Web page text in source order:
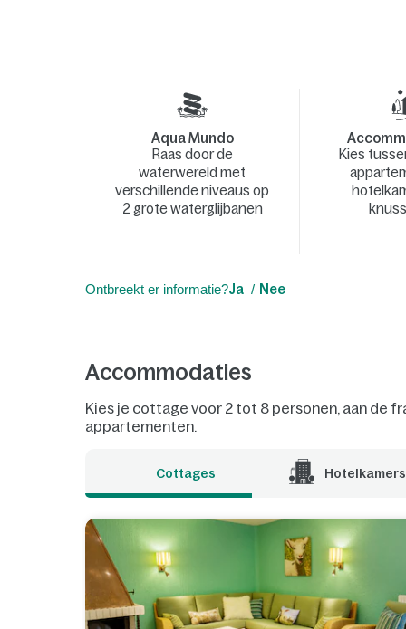
Aqua Mundo
Raas door de
waterwereld met
verschillende niveaus op
2 grote waterglijbanen
Kies
Ontbreekt er informatie?Ja Nee
Accommodaties
Kies je cottage voor 2 tot 8 personen, aan de
appartementen.
Cottages